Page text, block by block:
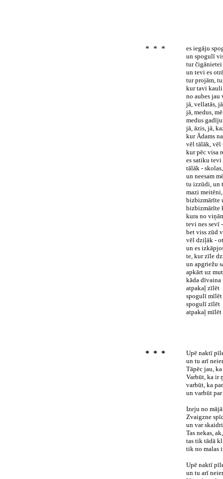
* * *
es iegāju
un spogulī
tur
un tevi es
tur projām,
kur tavi kauli
no aubes jau
jā, vellatās,
jā, medus,
medus
jā, āzis, jā,
kur Ādams
vēl tālāk, vēl
kur pēc visa
es satiku
tālāk -
un neesam
tu izzūdi, un
mazi
bizbizmārīte
bizbizmārīte
kura no
tevi nes sevī
bet viss zūd
vēl dziļāk -
un es
te, kur zīle
un apgriežu
apkārt uz
kāda dīvaina
atpakaļ zīlēt
spogulī mīlēt
spogulī zīlēt
atpakaļ mīlēt
* * *
Upē naktī
un tu arī
Tāpēc jau,
Varbūt, ka ir
varbūt, ka
un varbūt par
Izeju no
Zvaigzne
un var
Tas nekas,
tas tik tādā
tik no malas
Upē naktī
un tu arī